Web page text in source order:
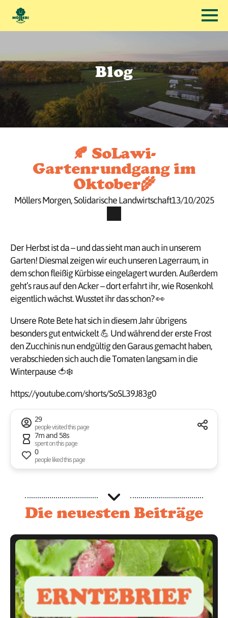
Blog
🍂 SoLawi-
Gartenrundgang im
Oktober🌾
Möllers Morgen Solidarische Landwirtschaft13/10/2025
Der Herbst ist da – und das sieht man auch in unserem
Garten! Diesmal zeigen wir euch unseren Lagerraum, in
dem schon fleißig Kürbisse eingelagert wurden. Außerdem
geht’s raus auf den Acker – dort erfahrt ihr, wie Rosenkohl
eigentlich wächst. Wusstet ihr das schon? 👀
Unsere Rote Bete hat sich in diesem Jahr übrigens
besonders gut entwickelt 💪 Und während der erste Frost
den Zucchinis nun endgültig den Garaus gemacht haben,
verabschieden sich auch die Tomaten langsam in die
Winterpause 🍅❄️
https://youtube.com/shorts/SoSL39J83g0
29
people visited this page
7m and 58s
spent on this page
0
people liked this page
Die neuesten Beiträge